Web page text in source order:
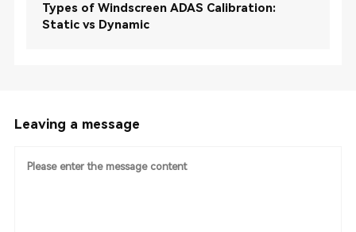
Types of Windscreen ADAS Calibration:
Static vs Dynamic
Leaving a message